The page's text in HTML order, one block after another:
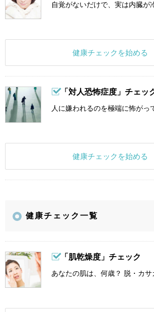
自覚がないだけで、実は内臓が
健康チェックを始める
「対人恐怖症度」チェッ
人に嫌われるのを極端に怖がっ
健康チェックを始める
健康チェック一覧
「肌乾燥度」チェック
あなたの肌は、何歳？ 脱・カサ